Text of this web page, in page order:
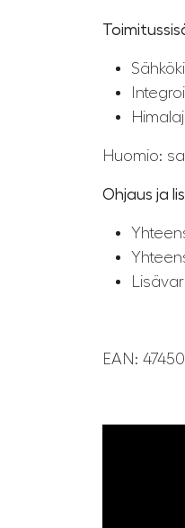
Huomio:
Ohjaus ja
EAN: